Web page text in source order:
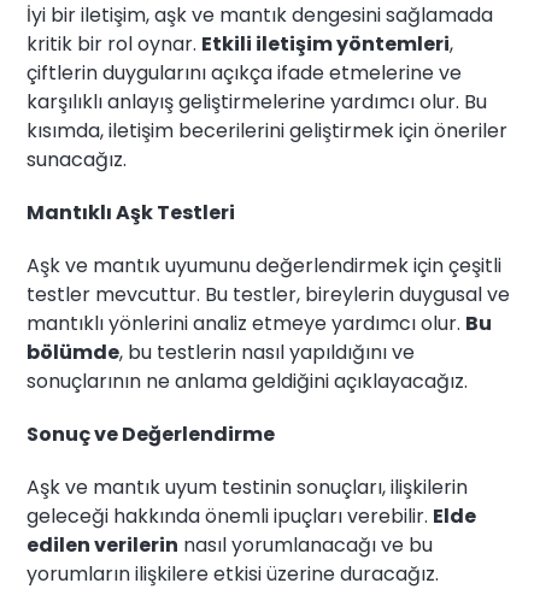
İyi bir iletişim, aşk ve mantık dengesini sağlamada
kritik bir rol oynar. Etkili iletişim yöntemleri,
çiftlerin duygularını açıkça ifade etmelerine ve
karşılıklı anlayış geliştirmelerine yardımcı olur. Bu
kısımda, iletişim becerilerini geliştirmek için öneriler
sunacağız.
Mantıklı Aşk Testleri
Aşk ve mantık uyumunu değerlendirmek için çeşitli
testler mevcuttur. Bu testler, bireylerin duygusal ve
mantıklı yönlerini analiz etmeye yardımcı olur. Bu
bölümde, bu testlerin nasıl yapıldığını ve
sonuçlarının ne anlama geldiğini açıklayacağız.
Sonuç ve Değerlendirme
Aşk ve mantık uyum testinin sonuçları, ilişkilerin
geleceği hakkında önemli ipuçları verebilir. Elde
edilen verilerin nasıl yorumlanacağı ve bu
yorumların ilişkilere etkisi üzerine duracağız.